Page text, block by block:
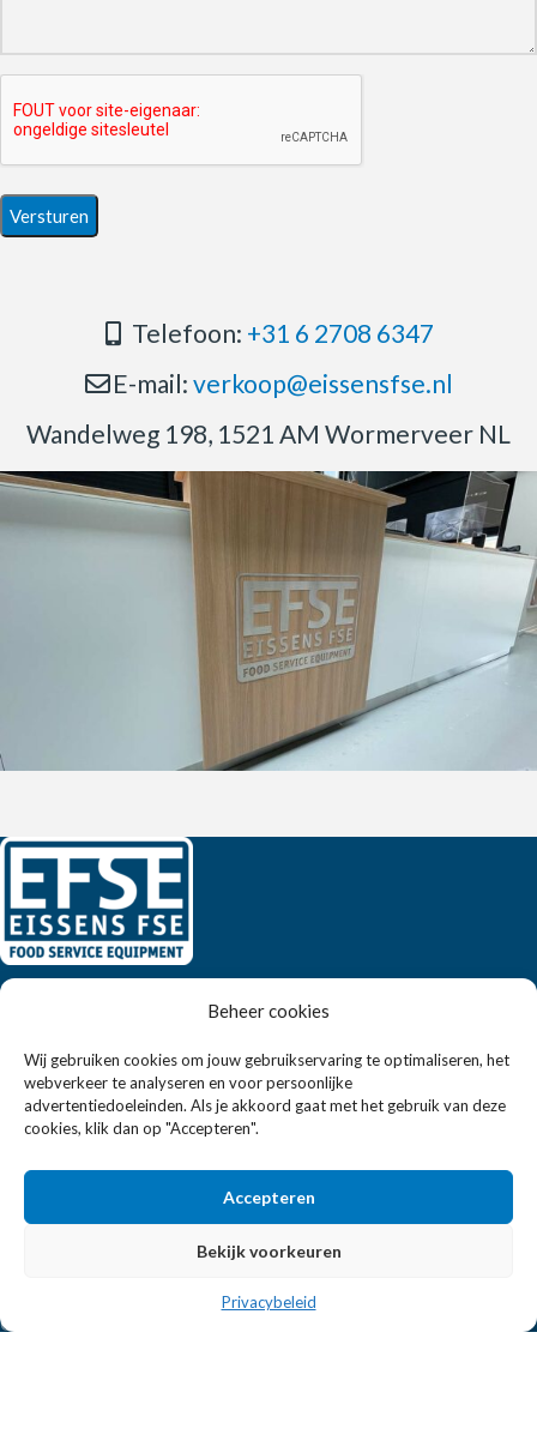
Beheer cookies
Wij gebruiken cookies om jouw gebruikservaring te optimaliseren, het
webverkeer te analyseren en voor persoonlijke
advertentiedoeleinden. Als je akkoord gaat met het gebruik van deze
cookies, klik dan op "Accepteren".
Accepteren
Bekijk voorkeuren
Privacybeleid
Telefoon: +31 6 2708 6347
E-mail: verkoop@eissensfse.nl
Wandelweg 198, 1521 AM Wormerveer NL
Eissens FSE is een horeca totaalleverancier. U vindt bij ons niet
apparatuur.
Wandelweg 198, 1521 AM Wormerveer
Telefoon:+31 6 2708 6347
verkoop@eissensfse.nl
Over ons